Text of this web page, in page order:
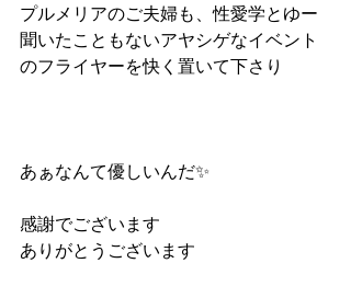
プルメリアのご夫婦も、性愛学とゆー
聞いたこともないアヤシゲなイベント
のフライヤーを快く置いて下さり
あぁなんて優しいんだ✨
感謝でございます
ありがとうございます